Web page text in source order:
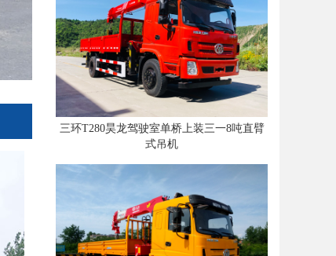
三环T280昊龙驾驶室单桥上装三一8吨直臂
式吊机